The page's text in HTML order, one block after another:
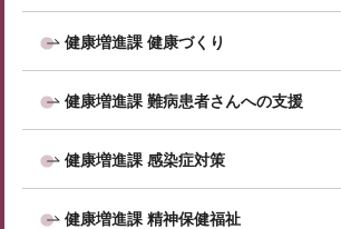
健康増進課 健康づくり
健康増進課 難病患者さんへの支援
健康増進課 感染症対策
健康増進課 精神保健福祉